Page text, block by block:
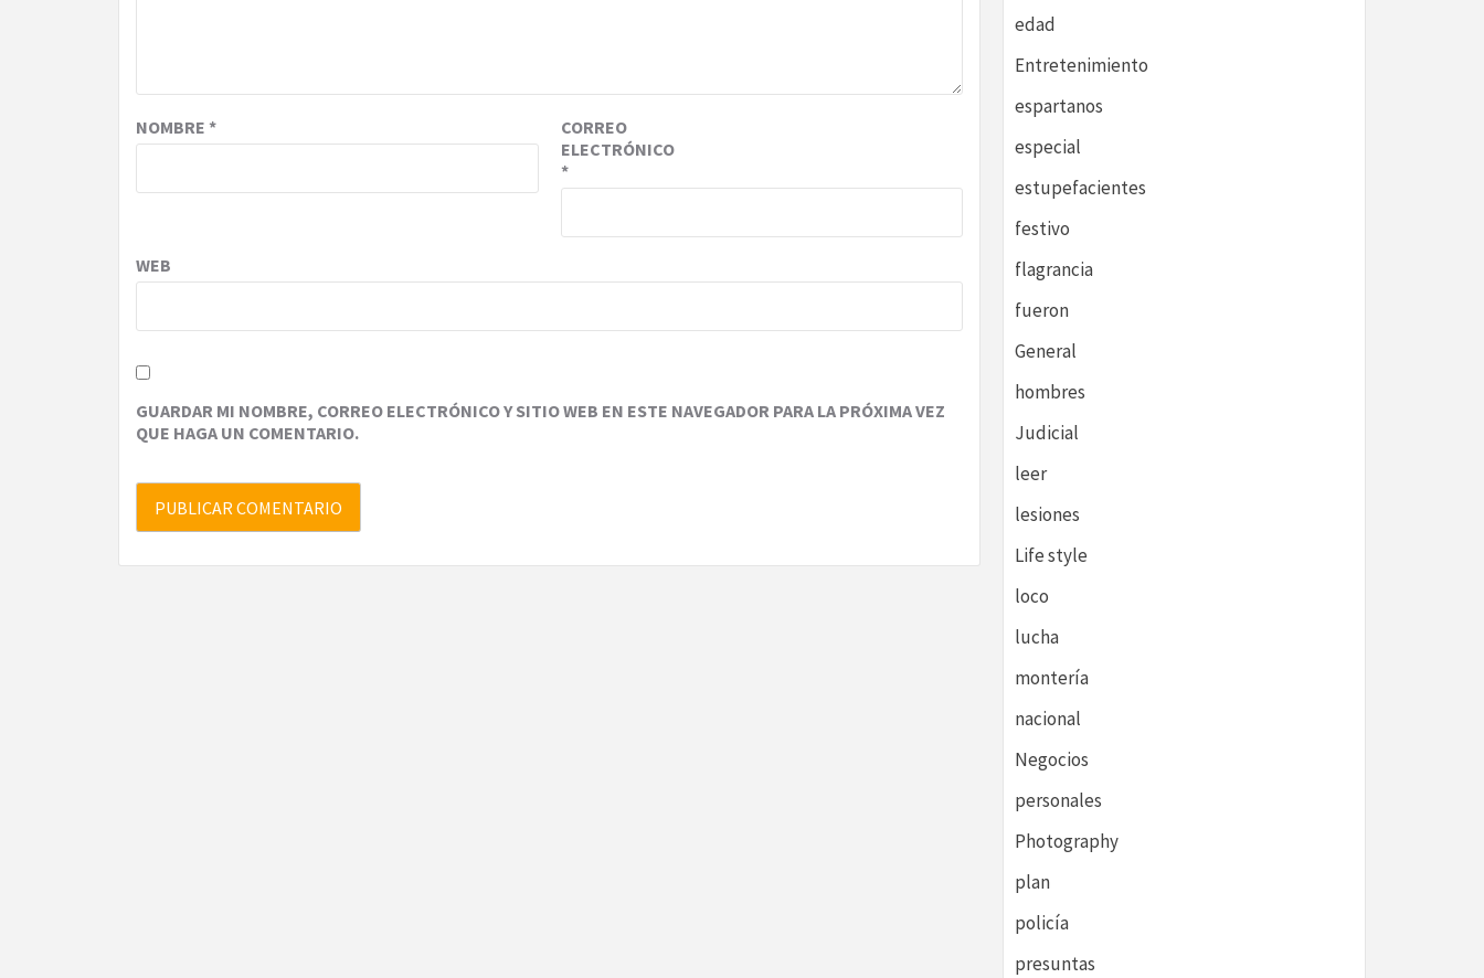
NOMBRE *
CORREO
ELECTRÓNICO
*
WEB
GUARDAR MI NOMBRE, CORREO ELECTRÓNICO Y SITIO WEB EN ESTE NAVEGADOR PARA LA PRÓXIMA VEZ
QUE HAGA UN COMENTARIO.
edad
Entretenimiento
espartanos
especial
estupefacientes
festivo
flagrancia
fueron
General
hombres
Judicial
leer
lesiones
Life style
loco
lucha
montería
nacional
Negocios
personales
Photography
plan
policía
presuntas